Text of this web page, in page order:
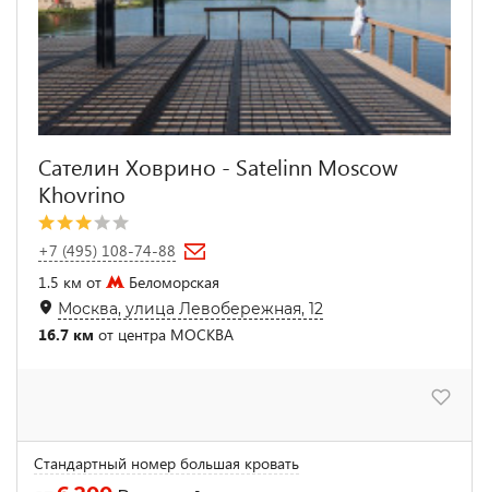
Сателин Ховрино - Satelinn Moscow
Khovrino
+7 (495) 108-74-88
1.5 км от
Беломорская
Москва, улица Левобережная, 12
16.7 км от центра МОСКВА
Cтандартный номер большая кровать